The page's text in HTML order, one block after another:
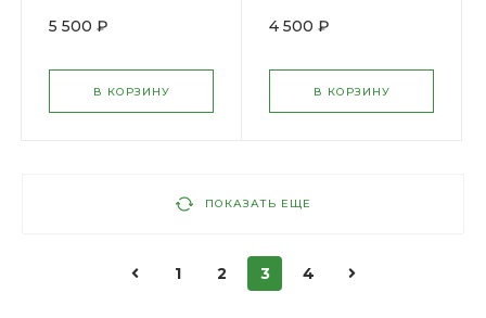
5 500 ₽
В КОРЗИНУ
4 500 ₽
В КОРЗИНУ
ПОКАЗАТЬ ЕЩЕ
1 2 3 4